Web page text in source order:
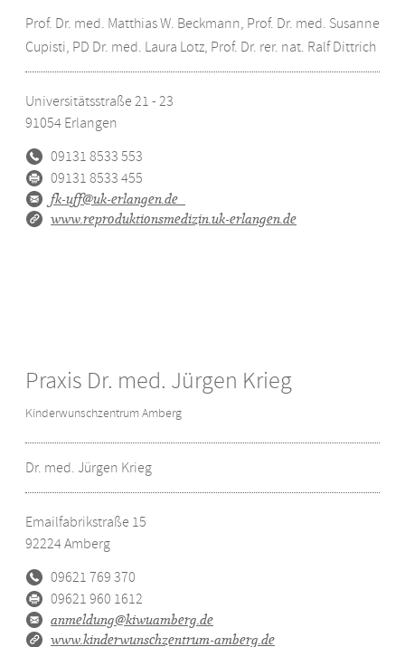
Prof. Dr. med. Matthias W. Beckmann, Prof. Dr. med. Susanne
Cupisti, PD Dr. med. Laura Lotz, Prof. Dr. rer. nat. Ralf Dittrich
Universitätsstraße 21 - 23
91054 Erlangen
09131 8533 553
09131 8533 455
fk-uff@uk-erlangen.de
www.reproduktionsmedizin.uk-erlangen.de
Praxis Dr. med. Jürgen Krieg
Kinderwunschzentrum Amberg
Dr. med. Jürgen Krieg
Emailfabrikstraße 15
92224Amberg
09621 769 370
09621 960 1612
anmeldung@kiwuamberg.de
www.kinderwunschzentrum-amberg.de